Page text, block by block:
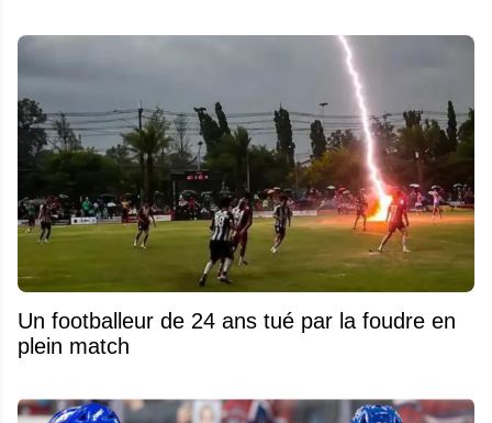
Un footballeur de 24 ans tué par la foudre en
plein match